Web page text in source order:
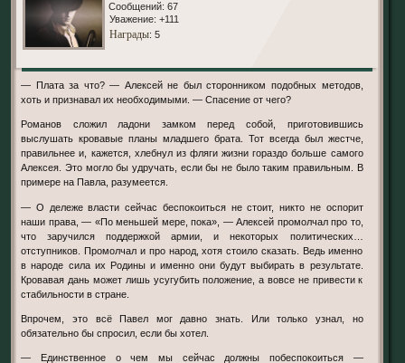
Сообщений: 67
Уважение: +111
Награды: 5
— Плата за что? — Алексей не был сторонником подобных методов,
хоть и признавал их необходимыми. — Спасение от чего?
Романов сложил ладони замком перед собой, приготовившись
выслушать кровавые планы младшего брата. Тот всегда был жестче,
правильнее и, кажется, хлебнул из фляги жизни гораздо больше самого
Алексея. Это могло бы удручать, если бы не было таким правильным. В
примере на Павла, разумеется.
— О дележе власти сейчас беспокоиться не стоит, никто не оспорит
наши права, — «По меньшей мере, пока», — Алексей промолчал про то,
что заручился поддержкой армии, и некоторых политических…
отступников. Промолчал и про народ, хотя стоило сказать. Ведь именно
в народе сила их Родины и именно они будут выбирать в результате.
Кровавая дань может лишь усугубить положение, а вовсе не привести к
стабильности в стране.
Впрочем, это всё Павел мог давно знать. Или только узнал, но
обязательно бы спросил, если бы хотел.
— Единственное о чем мы сейчас должны побеспокоиться —